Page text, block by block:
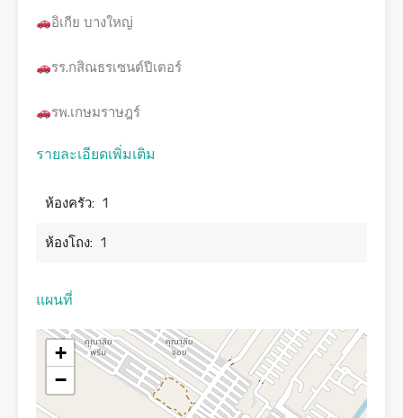
อิเกีย บางใหญ่
รร.กสิณธรเซนต์ปีเตอร์
รพ.เกษมราษฎร์
รายละเอียดเพิ่มเติม
ห้องครัว: 1
ห้องโถง: 1
แผนที่
+
−